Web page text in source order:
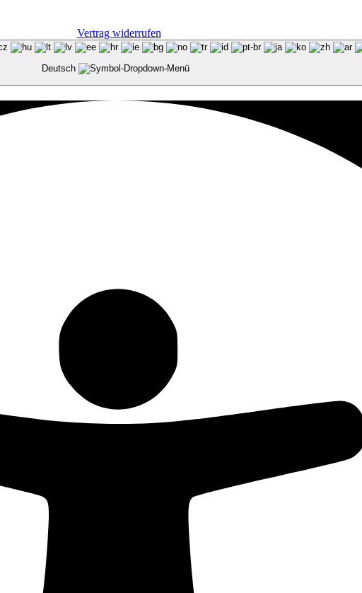
Vertrag widerrufen
Deutsch